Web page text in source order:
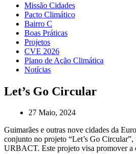
Missão Cidades
Pacto Climático
Bairro C
Boas Práticas
Projetos
CVE 2026
Plano de Ação Climática
Notícias
Let’s Go Circular
27 Maio, 2024
Guimarães e outras nove cidades da
conjunto no projeto “Let’s Go
URBACT. Este projeto visa promover a